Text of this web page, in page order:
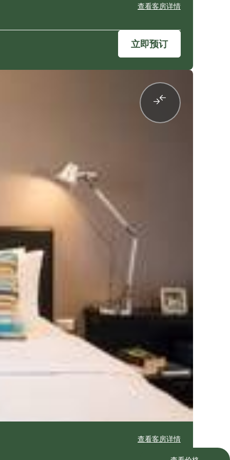
查看客房详情
立即预订
查看客房详情